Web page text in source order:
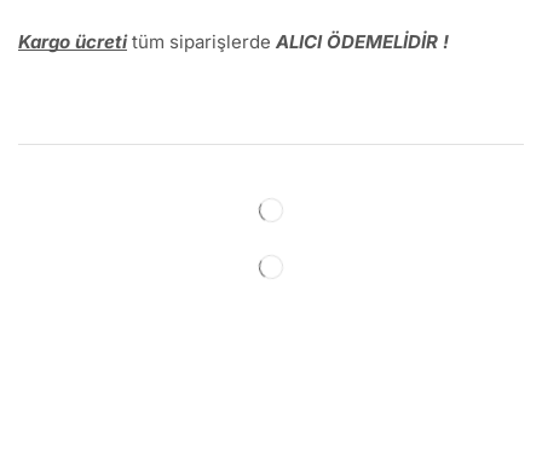
Kargo ücretitüm siparişlerde ALICI ÖDEMELİDİR !